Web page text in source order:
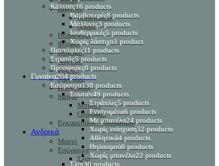
Κάλτσες
Ισοθερμικές
Απλές
Homewear
Φόρμες
Πιτζάμες
Νυχτικά
Ρόμπες
Plus Size
Παντόφλες
Μαγιό
Μπικίνι
Ολόσωμα
Εγκυμοσύνη – Θηλασμός
Ανδρικά
Μαγιό
Εσώρουχα
Σλιπ
Κάλτσες16 products
Βαμβακερές8 products
Μάλλινες3 products
Ισοθερμικές5 products
Χωρίς λάστιχο1 product
Παντόφλες11 products
Στρατός5 products
Προσφορες0 products
Γυναίκα264 products
Εσώρουχα138 products
Σουτιέν49 products
Στράπλες5 products
Ενισχυμένα6 products
Με μπανέλα24 products
Χωρίς ενίσχυση32 products
Αθλητικά4 products
Θηλασμού0 products
Χωρίς μπανέλα22 products
Σλίπ30 products